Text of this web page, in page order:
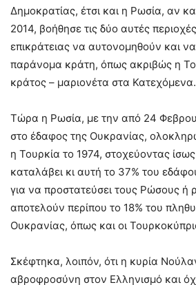
Δημοκρατίας, έτσι και η Ρωσία, αν
2014, βοήθησε τις δύο αυτές
επικράτειας να αυτονομηθούν και
παράνομα κράτη, όπως ακριβώς η
κράτος – μαριονέτα στα Κατεχόμενα.
Τώρα η Ρωσία, με την από 24
στο έδαφος της Ουκρανίας,
η Τουρκία το 1974, στοχεύοντας
καταλάβει κι αυτή το 37% του
για να προστατεύσει τους Ρώσους
αποτελούν περίπου το 18% του
Ουκρανίας, όπως και οι
Σκέφτηκα, λοιπόν, ότι η κυρία
αβροφροσύνη στον Ελληνισμό και